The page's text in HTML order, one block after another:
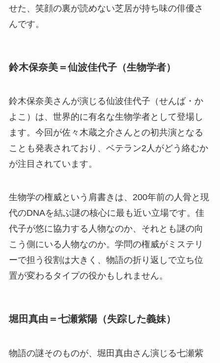
せた、笑顔の裏が読めない芝居が持ち味の俳優さ
んです。
鈴木保奈美＝仙波佳代子（生物学者）
鈴木保奈美さんが演じる仙波佳代子（せんば・か
よこ）は、世界的に有名な生物学者として登場し
ます。今回が佐々木蔵之介さんとの初共演となる
ことも発表されており、ベテラン2人がどう絡むか
が注目されています。
生物学の権威という肩書きは、200年前の人骨と現
代のDNAを結ぶ謎の核心に最も近い立場です。佳
代子が悠に協力する人物なのか、それとも謎の向
こう側にいる人物なのか。学問の権威がミステリ
ーで担う役割は大きく、物語の折り返しで立ち位
置が変わるタイプの役かもしれません。
堀田真由＝七瀬紫陽（失踪した義妹）
物語の謎そのものが、堀田真由さん演じる七瀬紫